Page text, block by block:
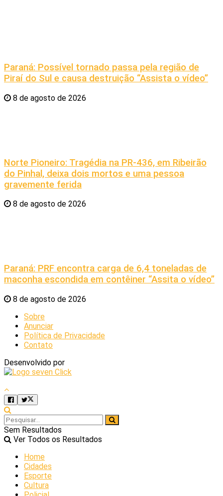
Paraná: Possível tornado passa pela região de
Piraí do Sul e causa destruição “Assista o vídeo”
8 de agosto de 2026
Norte Pioneiro: Tragédia na PR-436, em Ribeirão
do Pinhal, deixa dois mortos e uma pessoa
gravemente ferida
8 de agosto de 2026
Paraná: PRF encontra carga de 6,4 toneladas de
maconha escondida em contêiner “Assita o vídeo”
8 de agosto de 2026
Sobre
Anunciar
Política de Privacidade
Contato
Desenvolvido por
Sem Resultados
Ver Todos os Resultados
Home
Cidades
Esporte
Cultura